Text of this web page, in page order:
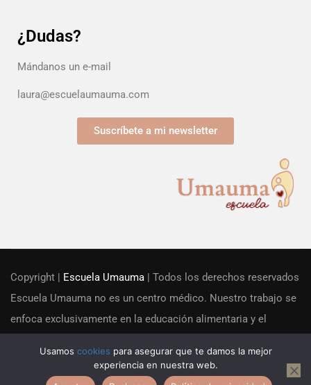
¿Dudas?
Mándanos un e-mail
laura@escuelaumauma.com
Suscríbete a mi newsletter
Copyright | Escuela Umauma | Todos los derechos reservados
Escuela Umauma no es un centro médico. Nuestro trabajo se
enfoca exclusivamente en la educación alimentaria y el
No realizamos actividades sanitarias ni diagnósticos clínicos.
Usamos cookies para asegurar que te damos la mejor
experiencia en nuestra web.